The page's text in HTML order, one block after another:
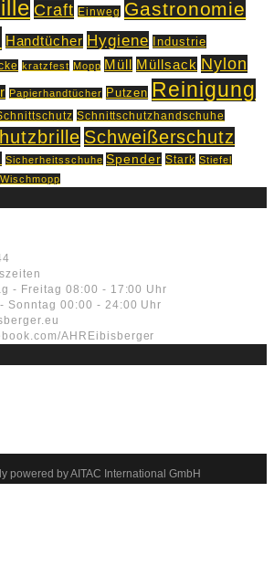
Craft Einweg Gastronomie
Handtücher Hygiene Industrie
kratzfest Mopp Müll Müllsack Nylon
Papierhandtücher Putzen Reinigung
Schnittschutzhandschuhe
Schweißerschutz
Sicherheitsschuhe Spender Stark Stiefel
Wischmopp
- Freitag 08:00 - 17:00 Uhr
Sonntag 00:00 - 24:00 Uhr
AHREibisberger
powered by AITAC International GmbH